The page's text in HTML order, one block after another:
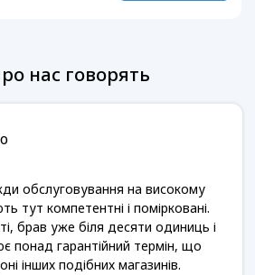
нас говорять
обслуговування на високому
тут компетентні і помірковані.
брав уже біля десяти одиниць і
понад гарантійний термін, що
інших подібних магазинів.